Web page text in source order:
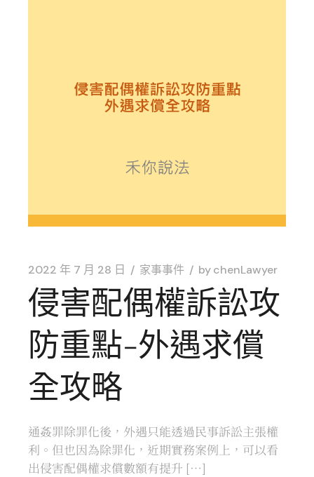
2022 年 7 月 28 日 家事事件 bychenLawyer
侵害配偶權訴訟攻
防重點-外遇求償
全攻略
通姦罪除罪化後，外遇只能透過民事訴訟主張權
利。但也因為除罪化，近期實務案例上，可以看
出侵害配偶權求償數額有提升 […]